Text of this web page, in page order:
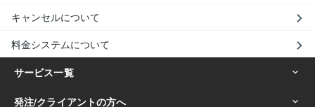
キャンセルについて
料金システムについて